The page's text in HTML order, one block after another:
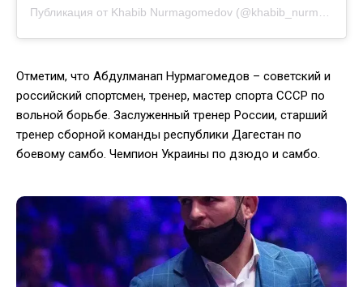
Публикация от Khabib Nurmagomedov (@khabib_nurmagomedov)
Отметим, что Абдулманап Нурмагомедов – советский и
российский спортсмен, тренер, мастер спорта СССР по
вольной борьбе. Заслуженный тренер России, старший
тренер сборной команды республики Дагестан по
боевому самбо. Чемпион Украины по дзюдо и самбо.